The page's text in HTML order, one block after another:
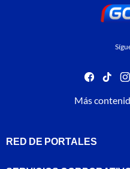
Más
RED DE PORTALES